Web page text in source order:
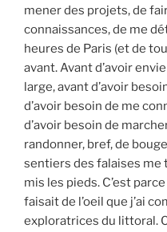
mener des projets, de
connaissances, de me
heures de Paris (et de
avant. Avant d’avoir
large, avant d’avoir
d’avoir besoin de me
d’avoir besoin de
randonner, bref, de
sentiers des falaises me
mis les pieds. C’est
faisait de l’oeil que j’ai
exploratrices du littoral.